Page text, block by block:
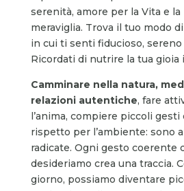
serenità, amore per la Vita e la
meraviglia. Trova il tuo modo
in cui ti senti fiducioso, sereno
Ricordati di nutrire la tua gioia
Camminare nella natura,
relazioni autentiche, fare
l’anima, compiere piccoli
rispetto per l’ambiente: sono
radicate. Ogni gesto coerente
desideriamo crea una traccia.
giorno, possiamo diventare